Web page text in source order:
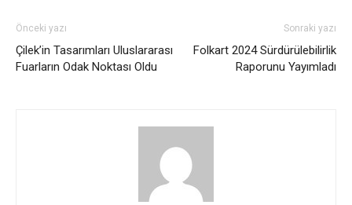
Önceki yazı
Çilek’in Tasarımları Uluslararası
Fuarların Odak Noktası Oldu
Sonraki yazı
Folkart 2024 Sürdürülebilirlik
Raporunu Yayımladı